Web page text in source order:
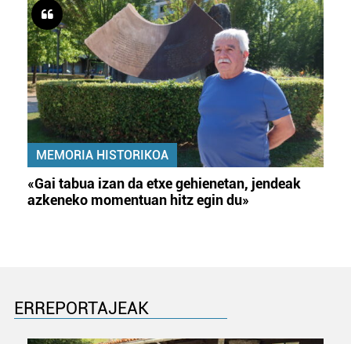
MEMORIA HISTORIKOA
«Gai tabua izan da etxe gehienetan, jendeak
azkeneko momentuan hitz egin du»
ERREPORTAJEAK